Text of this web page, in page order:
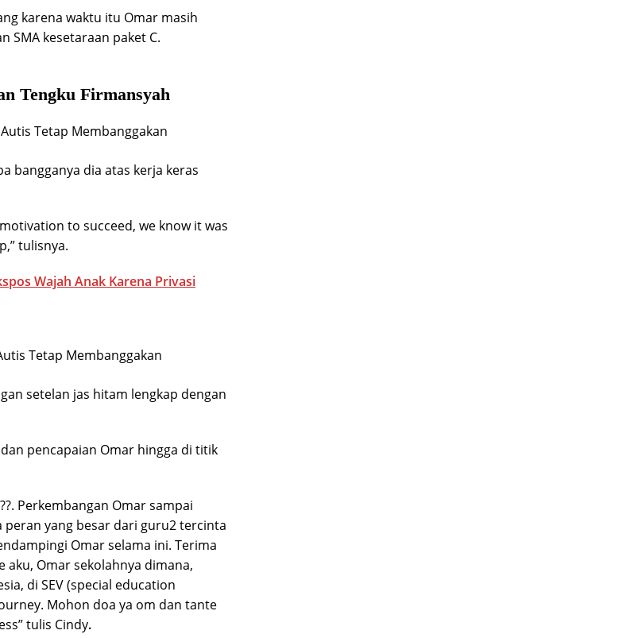
karena waktu itu Omar masih
SMA kesetaraan paket C.
Tengku Firmansyah
bangganya dia atas kerja keras
to succeed, we know it was
tulisnya.
Wajah Anak Karena Privasi
setelan jas hitam lengkap dengan
pencapaian Omar hingga di titik
Perkembangan Omar sampai
yang besar dari guru2 tercinta
Omar selama ini. Terima
aku, Omar sekolahnya dimana,
di SEV (special education
Mohon doa ya om dan tante
tulis Cindy.